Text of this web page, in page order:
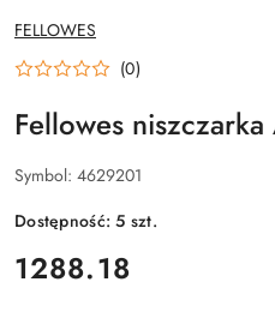
NAZWA
PRODUCENTA:
FELLOWES
(0)
Fellowes
Symbol: 4629201
Dostępność:5 szt.
cena:
1288.18